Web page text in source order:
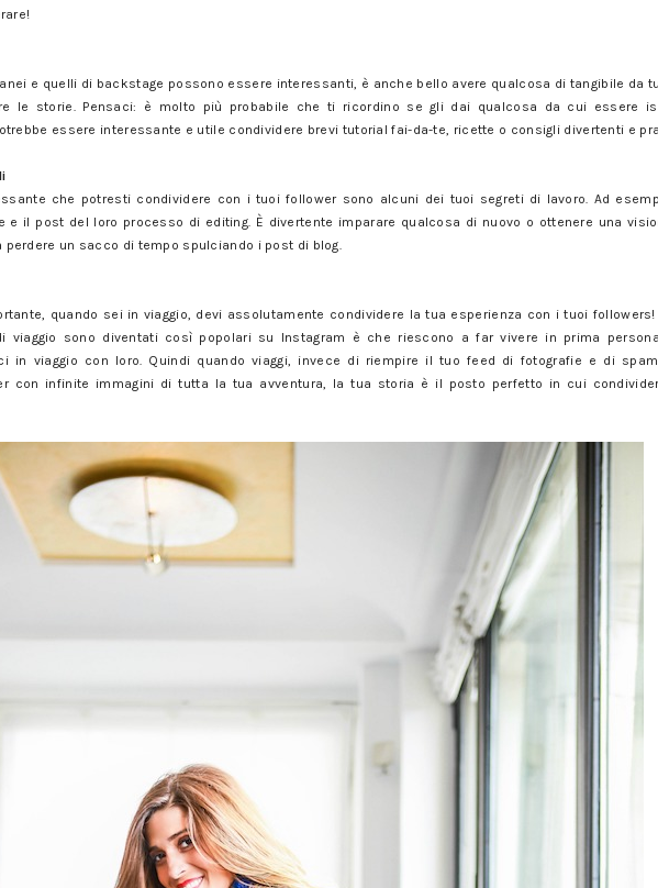
e quelli di backstage possono essere interessanti, è anche bello avere qualcosa di tangibile da
le storie. Pensaci: è molto più probabile che ti ricordino se gli dai qualcosa da cui essere
essere interessante e utile condividere brevi tutorial fai-da-te, ricette o consigli divertenti e
che potresti condividere con i tuoi follower sono alcuni dei tuoi segreti di lavoro. Ad
e il post del loro processo di editing. È divertente imparare qualcosa di nuovo o ottenere una
perdere un sacco di tempo spulciando i post di blog.
quando sei in viaggio, devi assolutamente condividere la tua esperienza con i tuoi followers!
viaggio sono diventati così popolari su Instagram è che riescono a far vivere in prima
in viaggio con loro. Quindi quando viaggi, invece di riempire il tuo feed di fotografie e di
con infinite immagini di tutta la tua avventura, la tua storia è il posto perfetto in cui